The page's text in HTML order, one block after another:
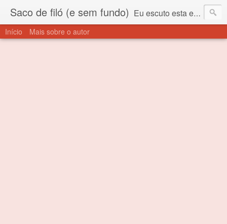
Saco de filó (e sem fundo) Eu escuto esta expressão "saco de filó" desde criança. Para quem não sabe, filó é um tecido todo furadinho e permite que um saco feito com ele, mesmo que muito exposto ao ar soprado para dentro, nunca vai se encher. Aí está o propósito deste nome... Para viver em sociedade tem que ter saco de filó.
Início Mais sobre o autor